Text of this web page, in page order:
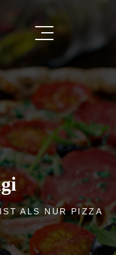
ALS NUR PIZZA